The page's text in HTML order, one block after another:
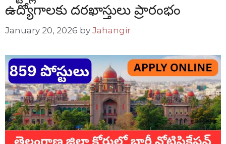
ఉద్యోగాలకు దరఖాస్తులు ప్రారంభం
January 20, 2026 by Jahangir